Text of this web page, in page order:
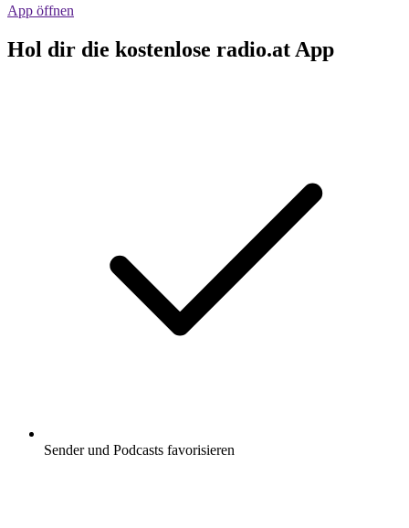
App öffnen
Hol dir die kostenlose radio.at App
Sender und Podcasts favorisieren